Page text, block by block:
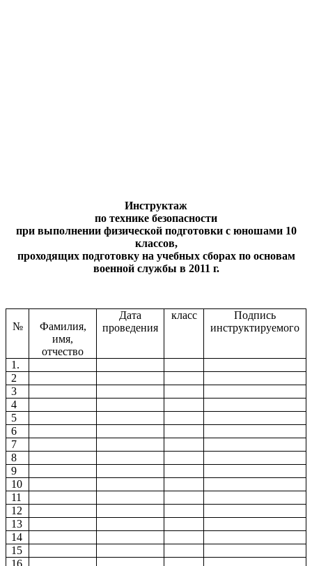
Инструктаж
по технике безопасности
при выполнении физической подготовки с юношами 10
классов,
проходящих подготовку на учебных сборах по основам
военной службы в 2011 г.
№
Фамилия,
имя,
отчество
Дата
проведения
класс
Подпись
инструктируемого
1.
2
3
4
5
6
7
8
9
10
11
12
13
14
15